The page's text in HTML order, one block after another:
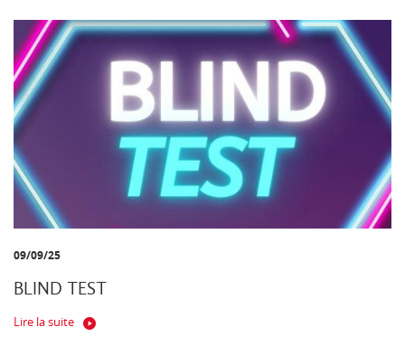
09/09/25
BLIND TEST
Lire la suite